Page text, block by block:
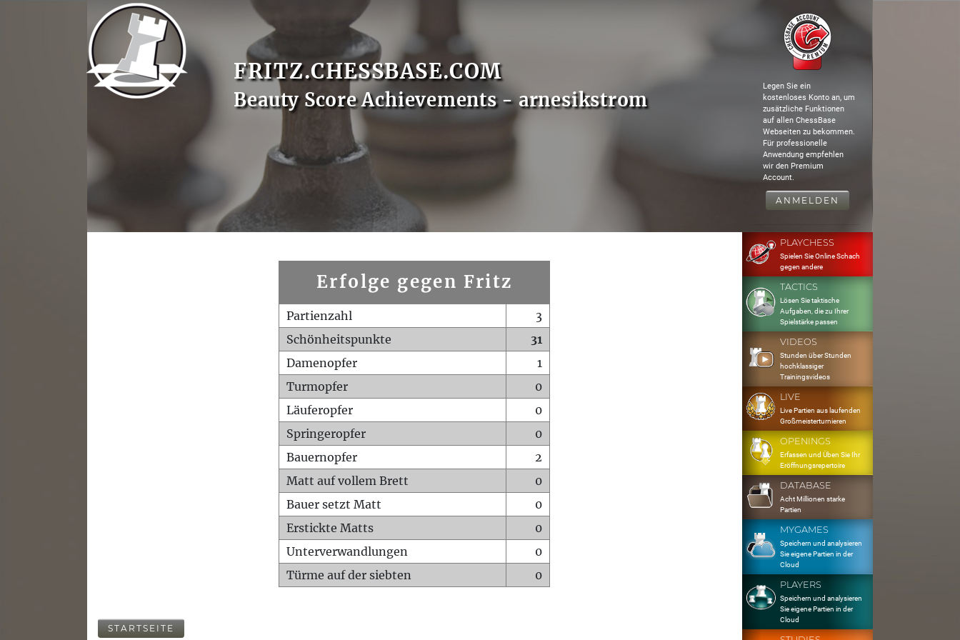
FRITZ.CHESSBASE.COM
Beauty Score Achievements - arnesikstrom
Legen Sie ein
kostenloses Konto an, um
zusätzliche Funktionen
auf allen ChessBase
Webseiten zu bekommen.
Für professionelle
Anwendung empfehlen
wir den Premium
Account.
ANMELDEN
Erfolge gegen Fritz
Partienzahl
3
Schönheitspunkte
31
Damenopfer
1
Turmopfer
0
Läuferopfer
0
Springeropfer
0
Bauernopfer
2
Matt auf vollem Brett
0
Bauer setzt Matt
0
Erstickte Matts
0
Unterverwandlungen
0
Türme auf der siebten
0
STARTSEITE
PLAYCHESS
Spielen Sie Online Schach
gegen andere
TACTICS
Lösen Sie taktische
Aufgaben, die zu Ihrer
Spielstärke passen
VIDEOS
Stunden über Stunden
hochklassiger
Trainingsvideos
LIVE
Live Partien aus laufenden
Großmeisterturnieren
OPENINGS
Erfassen und Üben Sie Ihr
Eröffnungsrepertoire
DATABASE
Acht Millionen starke
Partien
MYGAMES
Speichern und analysieren
Sie eigene Partien in der
Cloud
PLAYERS
Speichern und analysieren
Sie eigene Partien in der
Cloud